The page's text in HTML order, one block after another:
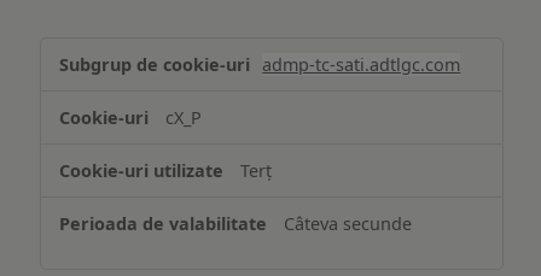
și/sau
informațiilor
pe
dispozitiv
admp-tc-sati.adtlgc.com
cX_P
Terț
Câteva secunde